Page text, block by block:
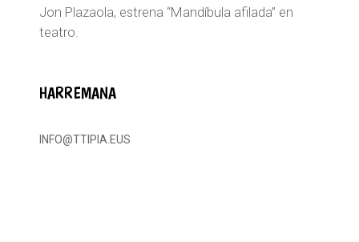
Jon Plazaola, estrena “Mandíbula afilada” en
teatro.
HARREMANA
INFO@TTIPIA.EUS